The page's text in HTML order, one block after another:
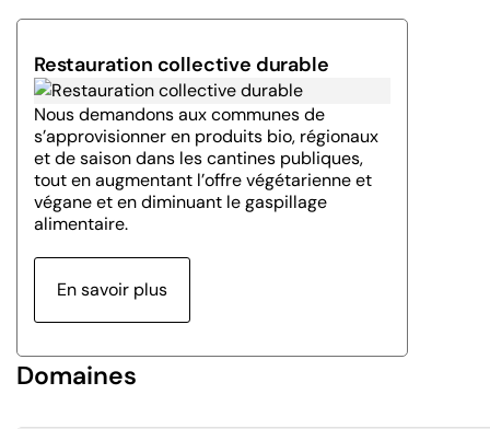
Restauration collective durable
Nous demandons aux communes de
s’approvisionner en produits bio, régionaux
et de saison dans les cantines publiques,
tout en augmentant l’offre végétarienne et
végane et en diminuant le gaspillage
alimentaire.
En savoir plus
Domaines